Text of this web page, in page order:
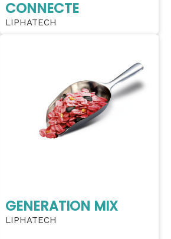
CONNECTE
LIPHATECH
GENERATION MIX
LIPHATECH